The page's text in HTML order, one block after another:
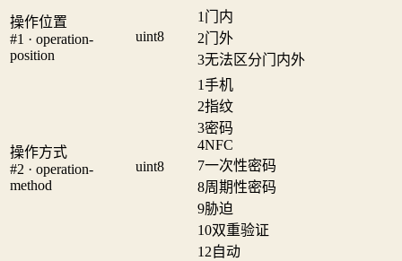
操作位置
#1 · operation-
position
uint8
1 门内
2门外
3无法区分门内外
操作方式
#2 · operation-
method
uint8
1手机
2指纹
3密码
4NFC
7一次性密码
8周期性密码
9胁迫
10双重验证
12自动